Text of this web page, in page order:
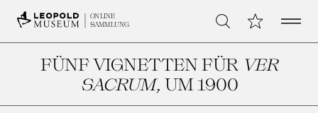
ONLINE
SAMMLUNG
Suche Meine Open
FÜNF VIGNETTEN FÜR VER
SACRUM, UM 1900